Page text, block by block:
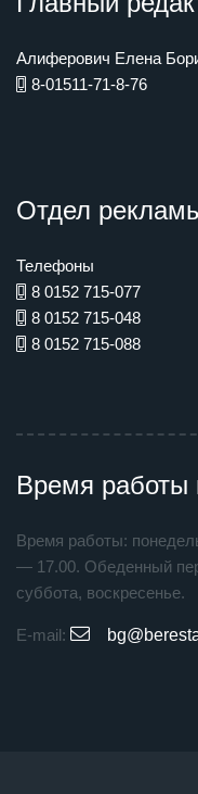
Алиферович Елена
8-01511-71-8-76
Отдел
Телефоны
8 0152 715-077
8 0152 715-048
8 0152 715-088
Время работы
Время работы:
— 17.00. Обеденный
суббота, воскресенье.
E-mail: